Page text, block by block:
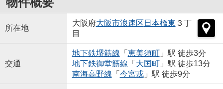
所在地
大阪府大阪市浪速区 日本橋東 ３丁
目
交通
地下鉄堺筋線 「 恵美須町」駅 徒歩3分
地下鉄御堂筋線 「 大国町」駅 徒歩13分
南海高野線 「 今宮戎」駅 徒歩9分